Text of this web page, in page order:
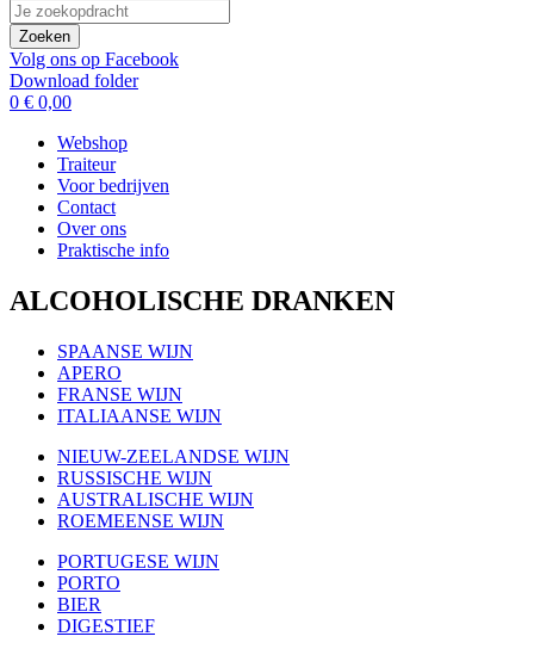
Zoeken
Volg ons op Facebook
Download folder
0 € 0,00
Webshop
Traiteur
Voor bedrijven
Contact
Over ons
Praktische info
ALCOHOLISCHE DRANKEN
SPAANSE WIJN
APERO
FRANSE WIJN
ITALIAANSE WIJN
NIEUW-ZEELANDSE WIJN
RUSSISCHE WIJN
AUSTRALISCHE WIJN
ROEMEENSE WIJN
PORTUGESE WIJN
PORTO
BIER
DIGESTIEF